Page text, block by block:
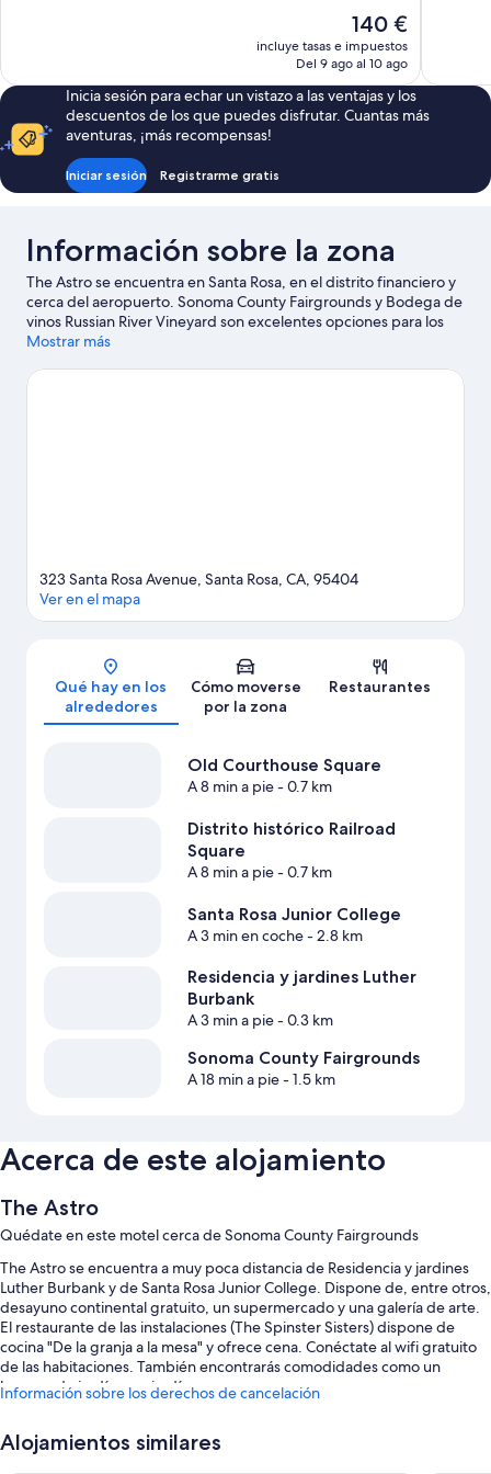
El
precio
actual
de
140 €
140 €
incluye tasas e impuestos
Del 9 ago al 10 ago
Inicia sesión para echar un vistazo a las ventajas y los
descuentos de los que puedes disfrutar. Cuantas más
aventuras, ¡más recompensas!
Iniciar sesión Registrarme gratis
Información sobre la zona
The Astro se encuentra en Santa Rosa, en el distrito financiero y
cerca del aeropuerto. Sonoma County Fairgrounds y Bodega de
vinos Russian River Vineyard son excelentes opciones para los
que buscan unas vacaciones activas, pero si prefieres
Burbank y Parque estatal Trione-Annadel son lo que necesitas.
Mostrar más
Mapa
323 Santa Rosa Avenue, Santa Rosa, CA, 95404
Ver en el mapa
Qué hay en los
alrededores
Cómo moverse
por la zona
Restaurantes
Old Courthouse Square
A 8 min a pie- 0.7 km
Distrito histórico Railroad
Square
A 8 min a pie- 0.7 km
Santa Rosa Junior College
A 3 min en coche- 2.8 km
Residencia y jardines Luther
Burbank
A 3 min a pie- 0.3 km
Sonoma County Fairgrounds
A 18 min a pie- 1.5 km
Acerca de este alojamiento
The Astro
Quédate en este motel cerca de Sonoma County Fairgrounds
The Astro se encuentra a muy poca distancia de Residencia y jardines
Luther Burbank y de Santa Rosa Junior College. Dispone de, entre otros,
desayuno continental gratuito, un supermercado y una galería de arte.
El restaurante de las instalaciones (The Spinster Sisters) dispone de
cocina "De la granja a la mesa" y ofrece cena. Conéctate al wifi gratuito
de las habitaciones. También encontrarás comodidades como un
brasero de jardín y un jardín.
Aparcamiento gratis
Información sobre los derechos de cancelación
Alojamientos similares